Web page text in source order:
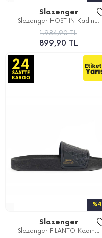
Slazenger
Slazenger HOST IN Kadın...
1.984,90 TL
899,90 TL
Slazenger
Slazenger FILANTO Kadın...